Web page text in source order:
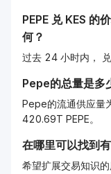
PEPE 兑 KES 的
何？
过去 24 小时内，
Pepe的总量是多
Pepe的流通供应量
420.69T PEPE。
在哪里可以找到
希望扩展交易知识